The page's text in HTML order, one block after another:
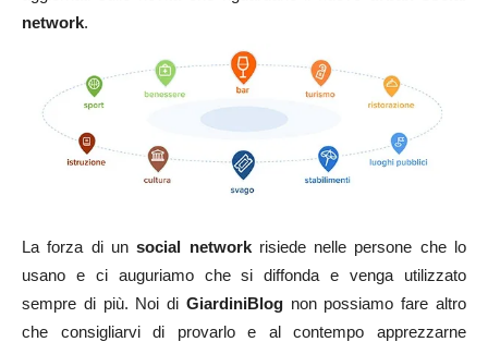
network.
La forza di unsocial networkrisiede nelle persone che lo
usano e ci auguriamo che si diffonda e venga utilizzato
sempre di più. Noi di GiardiniBlognon possiamo fare altro
che consigliarvi di provarlo e al contempo apprezzarne